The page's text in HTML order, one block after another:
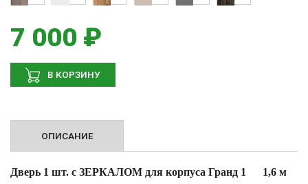
7 000 ₽
В КОРЗИНУ
ОПИСАНИЕ
Дверь 1 шт. с ЗЕРКАЛОМ для корпуса Гранд 1 1,6 м